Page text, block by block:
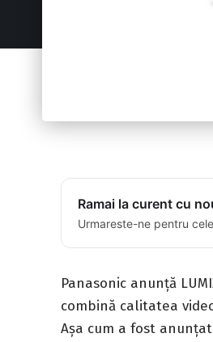
Ramai la curent cu
Urmareste-ne pentru
Panasonic anunță
combină calitatea
Așa cum a fost